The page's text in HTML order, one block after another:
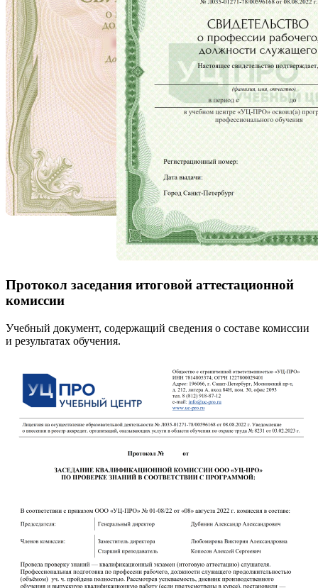
Протокол заседания итоговой аттестационной
комиссии
Учебный документ, содержащий сведения о составе комиссии
и результатах обучения.